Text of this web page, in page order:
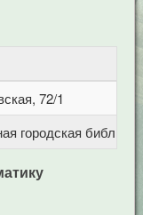
72/1
городская